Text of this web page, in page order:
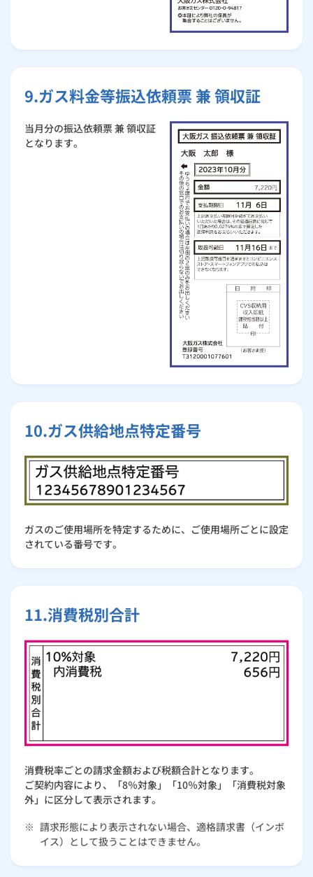
9.ガス料金等振込依頼票 兼 領収証
当月分の振込依頼票 兼 領収証
となります。
10.ガス供給地点特定番号
ガスのご使用場所を特定するために、ご使用場所ごとに設定
されている番号です。
11.消費税別合計
消費税率ごとの請求金額および税額合計となります。
ご契約内容により、「8％対象」「10％対象」「消費税対象
外」に区分して表示されます。
※ 請求形態により表示されない場合、適格請求書（インボ
イス）として扱うことはできません。